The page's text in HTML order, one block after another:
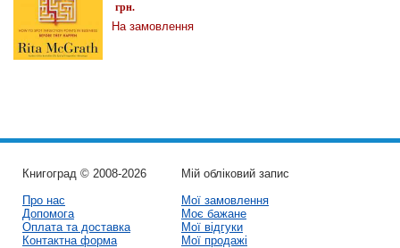
грн.
На замовлення
Книгоград © 2008-2026
Про нас
Допомога
Оплата та доставка
Контактна форма
Мій обліковий запис
Мої замовлення
Моє бажане
Мої відгуки
Мої продажі